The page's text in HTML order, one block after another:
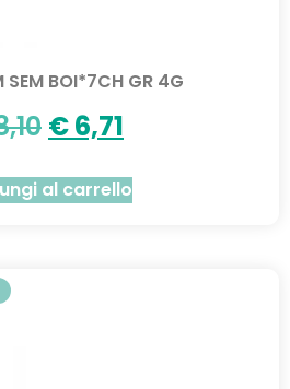
SEM BOI*7CH GR 4G
€6,71
al carrello